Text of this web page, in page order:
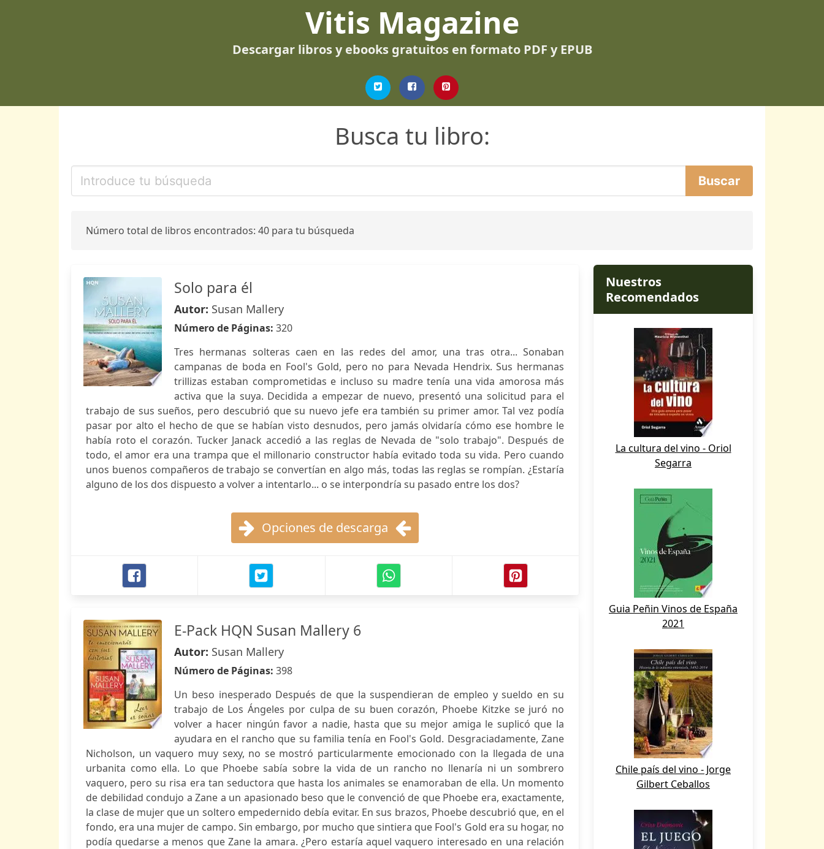
Vitis Magazine
Descargar libros y ebooks gratuitos en formato PDF y EPUB
Busca tu libro:
Número total de libros encontrados: 40 para tu búsqueda
Solo para él
Autor: Susan Mallery
Número de Páginas: 320
Tres hermanas solteras caen en las redes del amor, una tras otra... Sonaban
campanas de boda en Fool's Gold, pero no para Nevada Hendrix. Sus hermanas
trillizas estaban comprometidas e incluso su madre tenía una vida amorosa más
activa que la suya. Decidida a empezar de nuevo, presentó una solicitud para el
trabajo de sus sueños, pero descubrió que su nuevo jefe era también su primer amor. Tal vez podía
pasar por alto el hecho de que se habían visto desnudos, pero jamás olvidaría cómo ese hombre le
había roto el corazón. Tucker Janack accedió a las reglas de Nevada de "solo trabajo". Después de
todo, el amor era una trampa que el millonario constructor había evitado toda su vida. Pero cuando
unos buenos compañeros de trabajo se convertían en algo más, todas las reglas se rompían. ¿Estaría
alguno de los dos dispuesto a volver a intentarlo... o se interpondría su pasado entre los dos?
Opciones de descarga
E-Pack HQN Susan Mallery 6
Autor: Susan Mallery
Número de Páginas: 398
Un beso inesperado Después de que la suspendieran de empleo y sueldo en su
trabajo de Los Ángeles por culpa de su buen corazón, Phoebe Kitzke se juró no
volver a hacer ningún favor a nadie, hasta que su mejor amiga le suplicó que la
ayudara en el rancho que su familia tenía en Fool's Gold. Desgraciadamente, Zane
Nicholson, un vaquero muy sexy, no se mostró particularmente emocionado con la llegada de una
urbanita como ella. Lo que Phoebe sabía sobre la vida de un rancho no llenaría ni un sombrero
vaquero, pero su risa era tan seductora que hasta los animales se enamoraban de ella. Un momento
de debilidad condujo a Zane a un apasionado beso que le convenció de que Phoebe era, exactamente,
la clase de mujer que un soltero empedernido debía evitar. En sus brazos, Phoebe descubrió que, en el
fondo, era una mujer de campo. Sin embargo, por mucho que sintiera que Fool's Gold era su hogar, no
podía quedarse a menos que Zane la amara. ¿Pero estaría aquel vaquero interesado en una relación
Nuestros
Recomendados
La cultura del vino - Oriol
Segarra
Guia Peñin Vinos de España
2021
Chile país del vino - Jorge
Gilbert Ceballos